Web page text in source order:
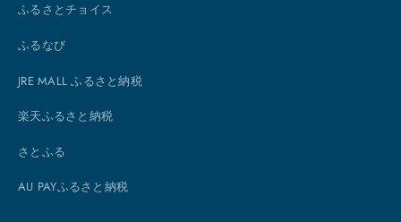
ふるさとチョイス
ふるなび
JRE MALL ふるさと納税
楽天ふるさと納税
さとふる
AU PAYふるさと納税